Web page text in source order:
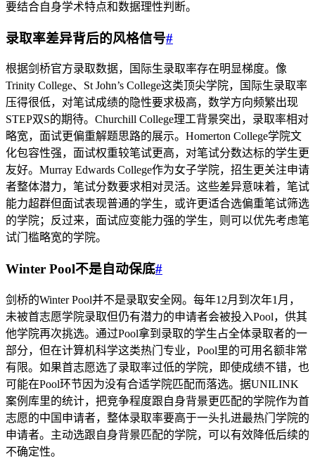
要结合自身学术特点和数据理性判断。
录取率差异背后的风格信号#
根据剑桥官方录取数据，国际生录取率存在明显梯度。像
Trinity College、St John’s College这类顶尖学院，国际生录取率
压得很低，对笔试成绩的隐性要求极高，数学方向频繁出现
STEP双S的期待。Churchill College理工背景突出，录取率相对
略宽，面试更偏重解题思路的展示。Homerton College学院文
化包容性强，面试权重较笔试更高，对笔试分数达标的学生更
友好。Murray Edwards College作为女子学院，招生更关注申请
者整体潜力，笔试分数要求相对灵活。这些差异意味着，笔试
能力超群但面试表现普通的学生，或许更适合选偏重笔试筛选
的学院；反过来，面试应变能力强的学生，则可以优先考虑笔
试门槛略宽的学院。
Winter Pool不是自动保底#
剑桥的Winter Pool并不是录取安全网。每年12月到次年1月，
未被首志愿学院录取但仍有潜力的申请者会被投入Pool，供其
他学院再次挑选。通过Pool拿到录取的学生占全体录取者的一
部分，但在计算机科学这类热门专业，Pool里的可用名额非常
有限。如果首志愿选了录取率过低的学院，即使成绩不错，也
可能在Pool环节因为没有合适学院匹配而落选。据UNILINK
案例库里的统计，把竞争程度跟自身背景更匹配的学院作为首
志愿的中国申请者，整体录取率要高于一头扎进最热门学院的
申请者。主动选跟自身背景匹配的学院，可以有效降低后续的
不确定性。